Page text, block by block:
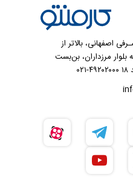
اصفهانی، بالاتر از
بلوار مرزداران، بن‌بست